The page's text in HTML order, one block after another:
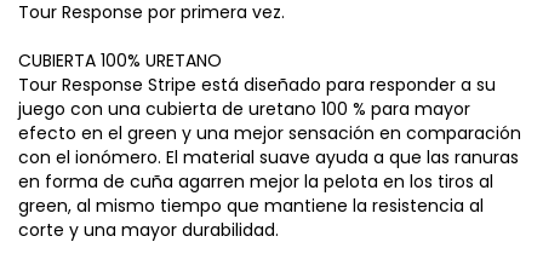
Tour Response por primera vez.
CUBIERTA 100% URETANO
Tour Response Stripe está diseñado para responder a su
juego con una cubierta de uretano 100 % para mayor
efecto en el green y una mejor sensación en comparación
con el ionómero. El material suave ayuda a que las ranuras
en forma de cuña agarren mejor la pelota en los tiros al
green, al mismo tiempo que mantiene la resistencia al
corte y una mayor durabilidad.